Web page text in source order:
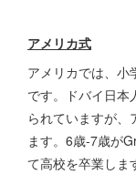
アメリカ式
アメリカでは、小
です。ドバイ日本
られていますが
ます。6歳-7歳が
て高校を卒業しま